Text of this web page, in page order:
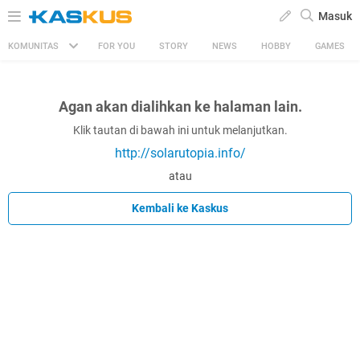
Masuk
KOMUNITAS FOR YOU STORY NEWS HOBBY GAMES
Agan akan dialihkan ke halaman lain.
Klik tautan di bawah ini untuk melanjutkan.
http://solarutopia.info/
atau
Kembali ke Kaskus